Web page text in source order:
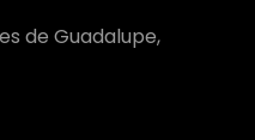
de Guadalupe,